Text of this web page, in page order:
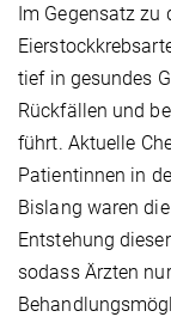
Im Gegensatz zu
tief in gesundes
Rückfällen und
führt. Aktuelle
Patientinnen in
Bislang waren
Entstehung
sodass Ärzten